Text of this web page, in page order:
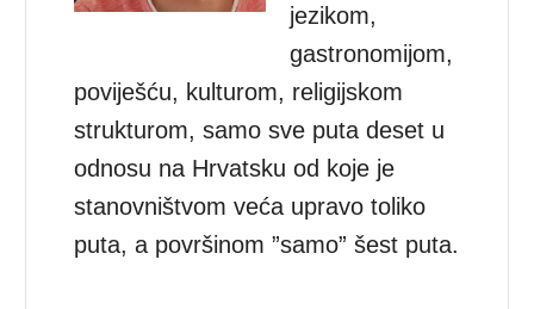
jezikom,
gastronomijom,
poviješću, kulturom, religijskom
strukturom, samo sve puta deset u
odnosu na Hrvatsku od koje je
stanovništvom veća upravo toliko
puta, a površinom ”samo” šest puta.